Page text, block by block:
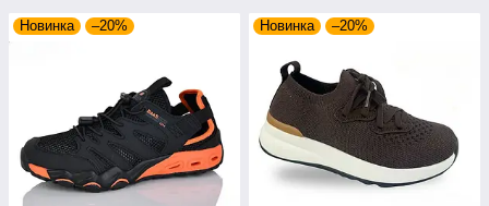
Новинка –20% Новинка –20%